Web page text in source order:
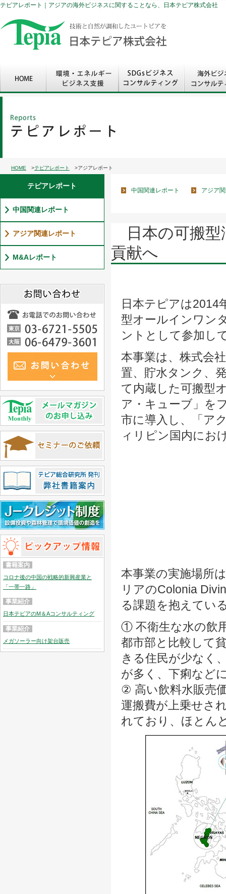
テピアレポート｜アジアの海外ビジネスに関することなら、日本テピア株式会社
HOME >テピアレポート >アジアレポート
中国関連レポート アジア
日本の可搬型
貢献へ
日本テピアは2014
型オールインワン
ントとして参加し
本事業は、株式会
置、貯水タンク、
て内蔵した可搬型
ア・キューブ」を
市に導入し、「ア
ィリピン国内にお
本事業の実施場所
リアのColonia
る課題を抱えてい
① 不衛生な水の飲
都市部と比較して
きる住民が少なく
が多く、下痢など
② 高い飲料水販売
運搬費が上乗せさ
れており、ほとん
テピアレポート
中国関連レポート
アジア関連レポート
M&Aレポート
書籍案内
コロナ後の中国の戦略的新興産業と
「一帯一路」
事業紹介
日本テピアのM＆Aコンサルティング
事業紹介
メガソーラー向け架台販売